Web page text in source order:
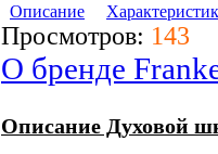
Описание
Просмотров: 143
О бренде
Описание Духовой